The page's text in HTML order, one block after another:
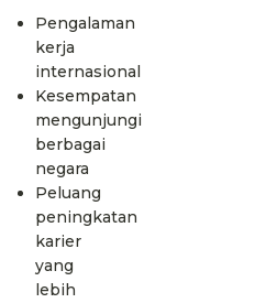
Pengalaman
kerja
internasional
Kesempatan
mengunjungi
berbagai
negara
Peluang
peningkatan
karier
yang
lebih